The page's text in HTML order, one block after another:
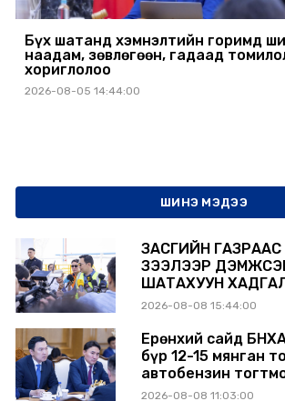
Бүх шатанд хэмнэлтийн горимд
наадам, зөвлөгөөн, гадаад
хориглолоо
2026-08-05 14:44:00
ШИНЭ МЭДЭЭ
ЗАСГИЙН ГАЗРААС
ЗЭЭЛЭЭР
ШАТАХУУН
ЭХНЭЭСЭЭ
2026-08-08 15:44:00
Ерөнхий сайд
бүр 12-15 мянган
автобензин
хүсэлт тавилаа
2026-08-08 11:03:00